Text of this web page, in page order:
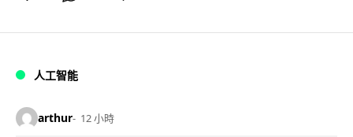
人工智能
arthur 12 小時